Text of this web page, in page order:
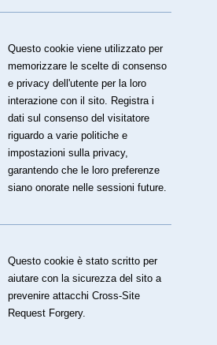
Questo cookie viene utilizzato per
memorizzare le scelte di consenso
e privacy dell'utente per la loro
interazione con il sito. Registra i
dati sul consenso del visitatore
riguardo a varie politiche e
impostazioni sulla privacy,
garantendo che le loro preferenze
siano onorate nelle sessioni future.
Questo cookie è stato scritto per
aiutare con la sicurezza del sito a
prevenire attacchi Cross-Site
Request Forgery.